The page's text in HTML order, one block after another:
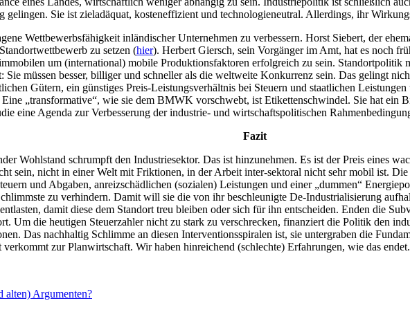
gelingen. Sie ist zieladäquat, kosteneffizient und technologieneutral. Allerdings, ihr
Wettbewerbsfähigkeit inländischer Unternehmen zu verbessern. Horst Siebert, der
zu setzen (hier). Herbert Giersch, sein Vorgänger im Amt, hat es noch
um (international) mobile Produktionsfaktoren erfolgreich zu sein. Standortpolitik
müssen besser, billiger und schneller als die weltweite Konkurrenz sein. Das gelingt
Gütern, ein günstiges Preis-Leistungsverhältnis bei Steuern und staatlichen
Eine „transformative“, wie sie dem BMWK vorschwebt, ist Etikettenschwindel. Sie hat ein
eine Agenda zur Verbesserung der industrie- und wirtschaftspolitischen
Fazit
Wohlstand schrumpft den Industriesektor. Das ist hinzunehmen. Es ist der Preis eines
sein, nicht in einer Welt mit Friktionen, in der Arbeit inter-sektoral nicht sehr mobil ist.
und Abgaben, anreizschädlichen (sozialen) Leistungen und einer „dummen“
zu verhindern. Damit will sie die von ihr beschleunigte De-Industrialisierung
damit diese dem Standort treu bleiben oder sich für ihn entscheiden. Enden die
Um die heutigen Steuerzahler nicht zu stark zu verschrecken, finanziert die Politik den
Das nachhaltig Schlimme an diesen Interventionsspiralen ist, sie untergraben die
zur Planwirtschaft. Wir haben hinreichend (schlechte) Erfahrungen, wie das endet.
alten) Argumenten?